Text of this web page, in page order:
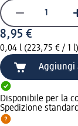
8,95 €
0,04 l (223,75 € / 1 l)
Aggiungi
Disponibile per la
Spedizione